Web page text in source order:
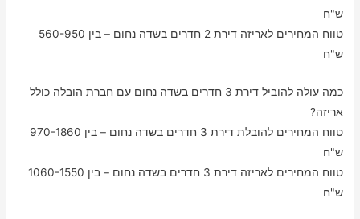
ש"ח
טווח המחירים לאריזה דירת 2 חדרים בשדה נחום – בין 560-950
ש"ח
כמה עולה להוביל דירת 3 חדרים בשדה נחום עם חברת הובלה כולל
אריזה?
טווח המחירים להובלת דירת 3 חדרים בשדה נחום – בין 970-1860
ש"ח
טווח המחירים לאריזה דירת 3 חדרים בשדה נחום – בין 1060-1550
ש"ח